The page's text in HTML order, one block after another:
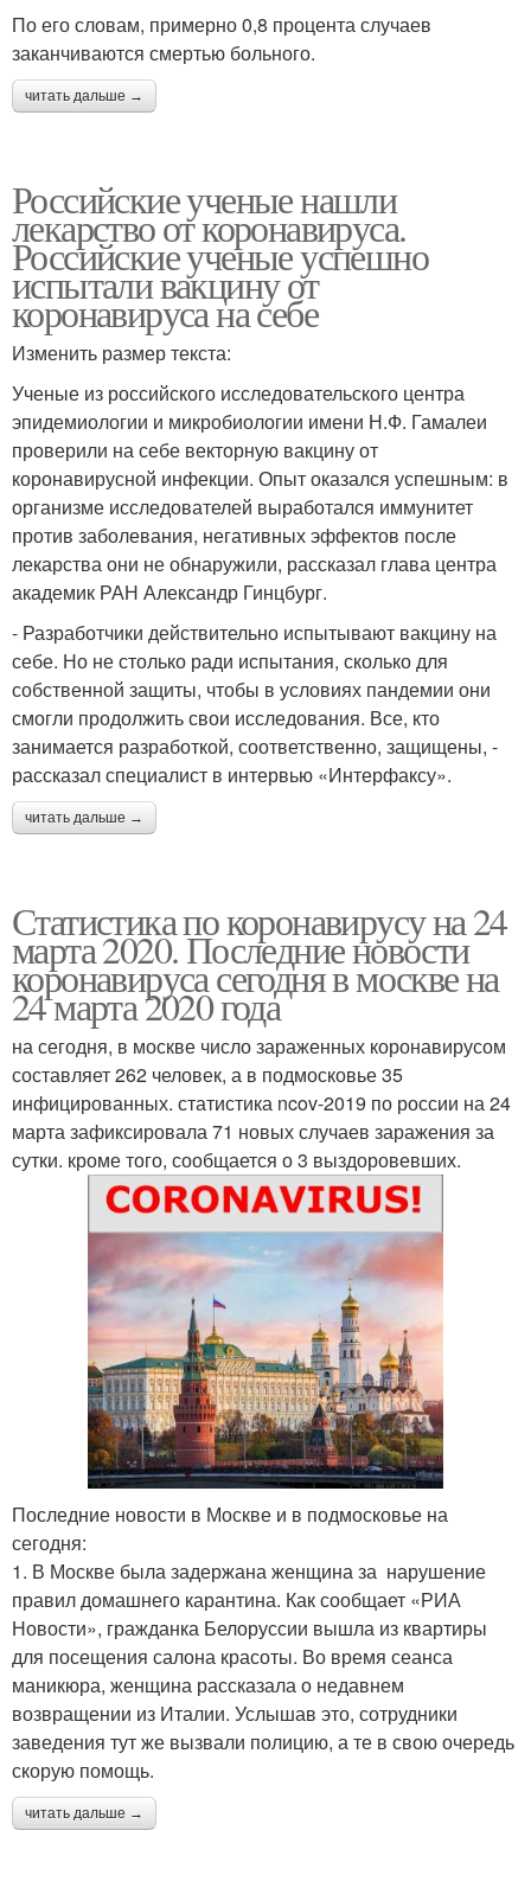
По его словам, примерно 0,8 процента случаев
заканчиваются смертью больного.
читать дальше →
Российские ученые нашли
лекарство от коронавируса.
Российские ученые успешно
испытали вакцину от
коронавируса на себе
Изменить размер текста:
Ученые из российского исследовательского центра
эпидемиологии и микробиологии имени Н.Ф. Гамалеи
проверили на себе векторную вакцину от
коронавирусной инфекции. Опыт оказался успешным: в
организме исследователей выработался иммунитет
против заболевания, негативных эффектов после
лекарства они не обнаружили, рассказал глава центра
академик РАН Александр Гинцбург.
- Разработчики действительно испытывают вакцину на
себе. Но не столько ради испытания, сколько для
собственной защиты, чтобы в условиях пандемии они
смогли продолжить свои исследования. Все, кто
занимается разработкой, соответственно, защищены, -
рассказал специалист в интервью «Интерфаксу».
читать дальше →
Статистика по коронавирусу на 24
марта 2020. Последние новости
коронавируса сегодня в москве на
24 марта 2020 года
на сегодня, в москве число зараженных коронавирусом
составляет 262 человек, а в подмосковье 35
инфицированных. статистика ncov-2019 по россии на 24
марта зафиксировала 71 новых случаев заражения за
сутки. кроме того, сообщается о 3 выздоровевших.
Последние новости в Москве и в подмосковье на
сегодня:
1. В Москве была задержана женщина за нарушение
правил домашнего карантина. Как сообщает «РИА
Новости», гражданка Белоруссии вышла из квартиры
для посещения салона красоты. Во время сеанса
маникюра, женщина рассказала о недавнем
возвращении из Италии. Услышав это, сотрудники
заведения тут же вызвали полицию, а те в свою очередь
скорую помощь.
читать дальше →